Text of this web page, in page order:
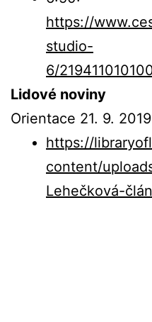
https://
studio-
6/
Lidové noviny
Orientace 21. 9. 2019
https://
content/
Lehečková-